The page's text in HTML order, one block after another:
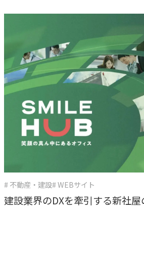
ザインする多角化複合体へ。確
ディング。
# 不動産・建設# WEBサイト
建設業界のDXを牽引する新社